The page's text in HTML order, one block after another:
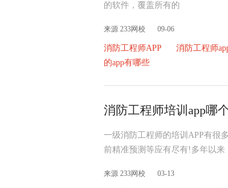
的软件，覆盖所有的
来源 233网校 09-06
消防工程师APP 消防工程师
的app有哪些
消防工程师培训app哪
一级消防工程师的培训APP有很
前精准预测等应有尽有!多年以来
来源 233网校 03-13